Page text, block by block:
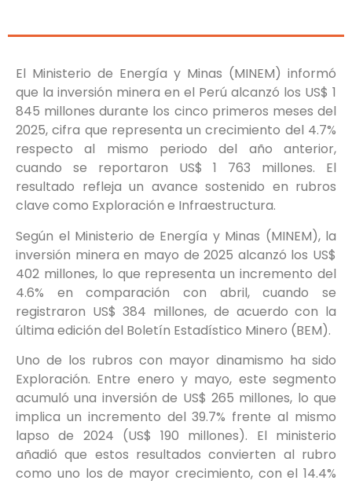
El Ministerio de Energía y Minas (MINEM) informó
que la inversión minera en el Perú alcanzó los US$ 1
845 millones durante los cinco primeros meses del
2025, cifra que representa un crecimiento del 4.7%
respecto al mismo periodo del año anterior,
cuando se reportaron US$ 1 763 millones. El
resultado refleja un avance sostenido en rubros
clave como Exploración e Infraestructura.
Según el Ministerio de Energía y Minas (MINEM), la
inversión minera en mayo de 2025 alcanzó los US$
402 millones, lo que representa un incremento del
4.6% en comparación con abril, cuando se
registraron US$ 384 millones, de acuerdo con la
última edición del Boletín Estadístico Minero (BEM).
Uno de los rubros con mayor dinamismo ha sido
Exploración. Entre enero y mayo, este segmento
acumuló una inversión de US$ 265 millones, lo que
implica un incremento del 39.7% frente al mismo
lapso de 2024 (US$ 190 millones). El ministerio
añadió que estos resultados convierten al rubro
como uno los de mayor crecimiento, con el 14.4%